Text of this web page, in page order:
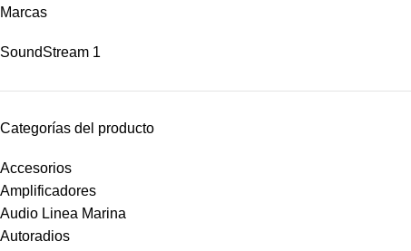
Marcas
SoundStream 1
Categorías del producto
Accesorios
Amplificadores
Audio Linea Marina
Autoradios